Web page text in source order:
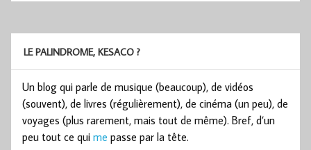
LE PALINDROME, KESACO ?
Un blog qui parle de musique (beaucoup), de vidéos
(souvent), de livres (régulièrement), de cinéma (un peu), de
voyages (plus rarement, mais tout de même). Bref, d’un
peu tout ce qui me passe par la tête.